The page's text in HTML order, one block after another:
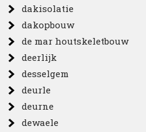
dakisolatie
dakopbouw
de mar houtskeletbouw
deerlijk
desselgem
deurle
deurne
dewaele